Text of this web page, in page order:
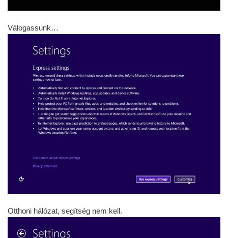
Válogassunk…
Otthoni hálózat, segítség nem kell.